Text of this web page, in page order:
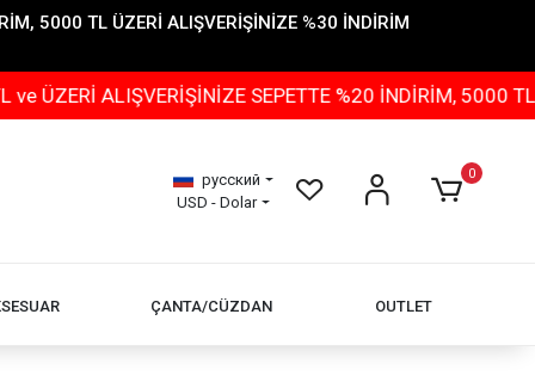
5000 TL ÜZERİ ALIŞVERİŞİNİZE %30 İNDİRİM
SEPETTE %20 İNDİRİM, 5000 TL ÜZERİ
русский
USD - Dolar
0
ÇANTA/CÜZDAN OUTLET